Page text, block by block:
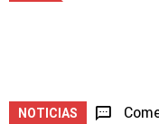
NOTICIAS